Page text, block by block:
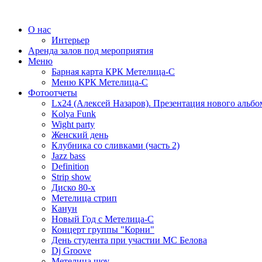
О нас
Интерьер
Аренда залов под мероприятия
Меню
Барная карта КРК Метелица-С
Меню КРК Метелица-С
Фотоотчеты
Lx24 (Алексей Назаров). Презентация нового
Kolya Funk
Wight party
Женский день
Клубника со сливками (часть 2)
Jazz bass
Definition
Strip show
Диско 80-х
Метелица стрип
Канун
Новый Год с Метелица-С
Концерт группы "Корни"
День студента при участии МС Белова
Dj Groove